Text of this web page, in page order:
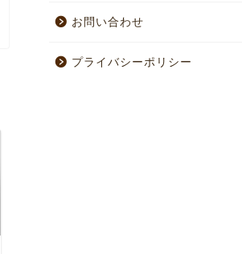
お問い合わせ
プライバシーポリシー